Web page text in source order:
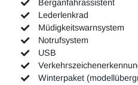
Berganfahrassistent
Lederlenkrad
Müdigkeitswarnsystem
Notrufsystem
USB
Winterpaket